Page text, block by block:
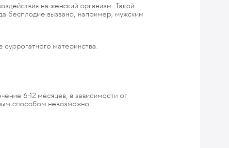
на женский организм. Такой
бесплодие вызвано, например, мужским
материнства.
6-12 месяцев, в зависимости от
способом невозможно.